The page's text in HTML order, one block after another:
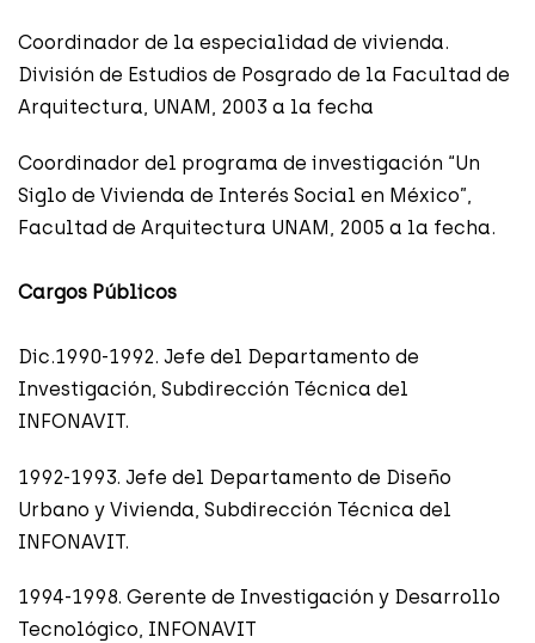
Coordinador de la especialidad de vivienda.
División de Estudios de Posgrado de la Facultad de
Arquitectura, UNAM, 2003 a la fecha
Coordinador del programa de investigación “Un
Siglo de Vivienda de Interés Social en México”,
Facultad de Arquitectura UNAM, 2005 a la fecha.
Cargos Públicos
Dic.1990-1992. Jefe del Departamento de
Investigación, Subdirección Técnica del
INFONAVIT.
1992-1993. Jefe del Departamento de Diseño
Urbano y Vivienda, Subdirección Técnica del
INFONAVIT.
1994-1998. Gerente de Investigación y Desarrollo
Tecnológico, INFONAVIT